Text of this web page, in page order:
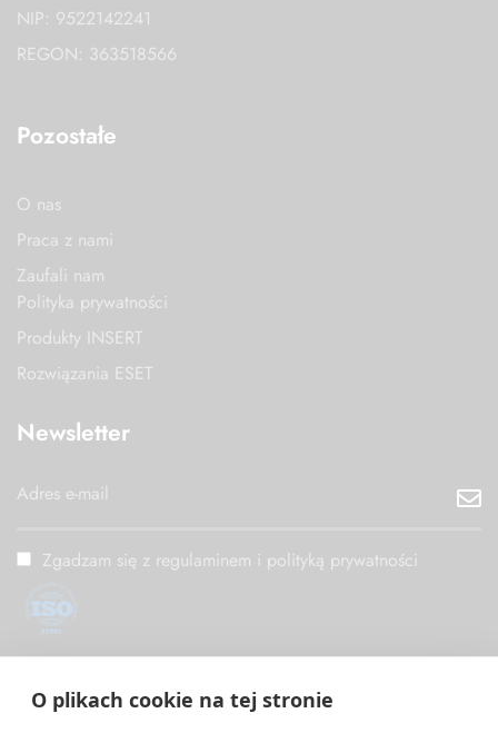
O plikach cookie na tej stronie
NIP: 9522142241
REGON: 363518566
Pozostałe
O nas
Praca z nami
Zaufali nam
Polityka prywatności
Produkty INSERT
Rozwiązania ESET
Newsletter
Zgadzam się z regulaminem i polityką prywatności
PM Digital wdrożył i utrzymuje System Zarządzania